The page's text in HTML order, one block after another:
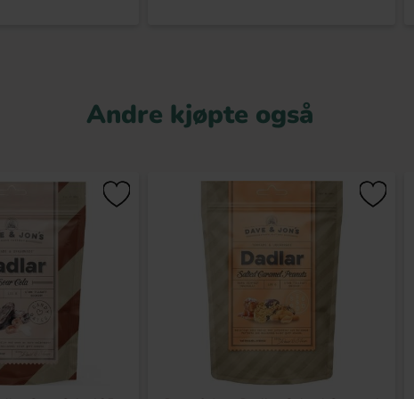
Andre kjøpte også